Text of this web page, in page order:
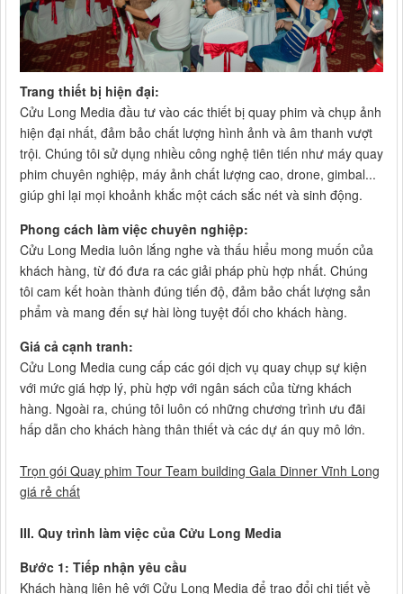
Trang thiết bị hiện đại:
Cửu Long Media đầu tư vào các thiết bị quay phim và chụp ảnh
hiện đại nhất, đảm bảo chất lượng hình ảnh và âm thanh vượt
trội. Chúng tôi sử dụng nhiều công nghệ tiên tiến như máy quay
phim chuyên nghiệp, máy ảnh chất lượng cao, drone, gimbal...
giúp ghi lại mọi khoảnh khắc một cách sắc nét và sinh động.
Phong cách làm việc chuyên nghiệp:
Cửu Long Media luôn lắng nghe và thấu hiểu mong muốn của
khách hàng, từ đó đưa ra các giải pháp phù hợp nhất. Chúng
tôi cam kết hoàn thành đúng tiến độ, đảm bảo chất lượng sản
phẩm và mang đến sự hài lòng tuyệt đối cho khách hàng.
Giá cả cạnh tranh:
Cửu Long Media cung cấp các gói dịch vụ quay chụp sự kiện
với mức giá hợp lý, phù hợp với ngân sách của từng khách
hàng. Ngoài ra, chúng tôi luôn có những chương trình ưu đãi
hấp dẫn cho khách hàng thân thiết và các dự án quy mô lớn.
Trọn gói Quay phim Tour Team building Gala Dinner Vĩnh Long
giá rẻ chất
III. Quy trình làm việc của Cửu Long Media
Bước 1: Tiếp nhận yêu cầu
Khách hàng liên hệ với Cửu Long Media để trao đổi chi tiết về